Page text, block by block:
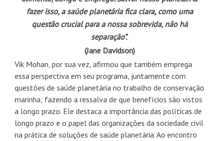
fazer isso, a saúde planetária fica clara, como uma
questão crucial para a nossa sobrevida, não há
separação”.
(Jane Davidson)
Vik Mohan, por sua vez, afirmou que também emprega
essa perspectiva em seu programa, juntamente com
questões de saúde planetária no trabalho de conservação
marinha; fazendo a ressalva de que benefícios são vistos
a longo prazo. Ele destaca a importância das políticas de
longo prazo e o papel das organizações da sociedade civil
na prática de soluções de saúde planetária. Ao encontro